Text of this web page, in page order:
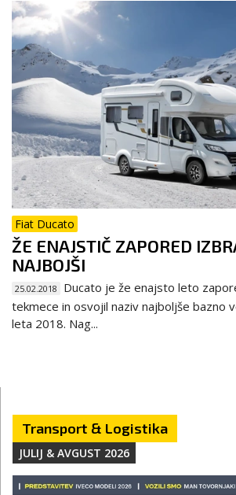
Fiat Ducato
ŽE ENAJSTIČ ZAPORED
NAJBOJŠI
25.02.2018
Ducato je že enajsto leto
tekmece in osvojil naziv najboljše bazno
leta 2018. Nag...
Transport & Logistika
JULIJ & AVGUST 2026